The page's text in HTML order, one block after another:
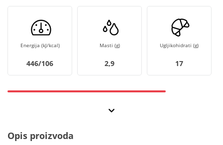
Energija (kJ/kcal)
446/106
Masti (g)
2,9
Ugljikohidrati (g)
17
Opis proizvoda